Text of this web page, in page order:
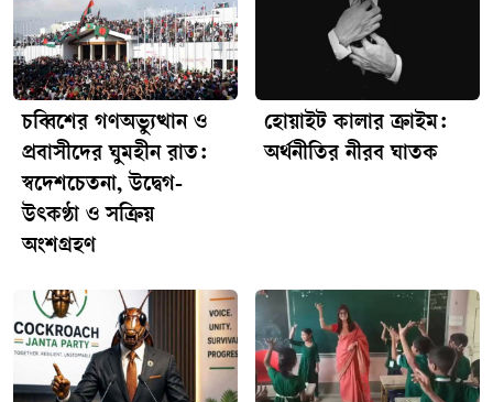
চব্বিশের গণঅভ্যুত্থান ও
প্রবাসীদের ঘুমহীন রাত:
স্বদেশচেতনা, উদ্বেগ-
উৎকণ্ঠা ও সক্রিয়
অংশগ্রহণ
হোয়াইট কালার ক্রাইম:
অর্থনীতির নীরব ঘাতক